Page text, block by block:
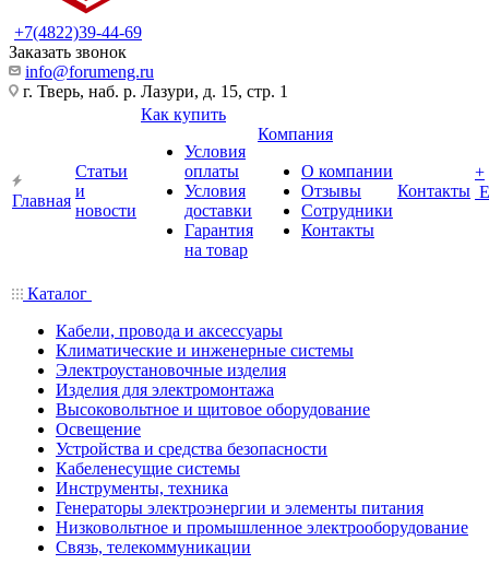
+7(4822)39-44-69
Заказать звонок
info@forumeng.ru
г. Тверь, наб. р. Лазури, д. 15, стр. 1
Главная
Статьи
и
новости
Как купить
Условия
оплаты
Условия
доставки
Гарантия
на товар
Компания
О компании
Отзывы
Сотрудники
Контакты
Контакты
+
Каталог
Кабели, провода и аксессуары
Климатические и инженерные системы
Электроустановочные изделия
Изделия для электромонтажа
Высоковольтное и щитовое оборудование
Освещение
Устройства и средства безопасности
Кабеленесущие системы
Инструменты, техника
Генераторы электроэнергии и элементы питания
Низковольтное и промышленное электрооборудование
Связь, телекоммуникации